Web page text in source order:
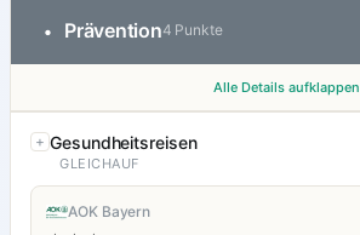
• Prävention4 Punkte
Alle Details aufklappen
Gesundheitsreisen
GLEICHAUF
AOK Bayern